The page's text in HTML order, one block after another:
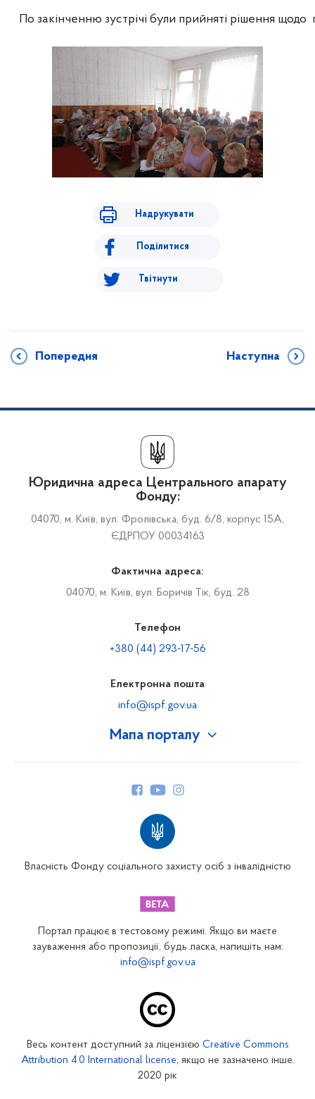
По закінченню зустрічі були прийняті рішення щодо
Надрукувати
Поділитися
Твітнути
Попередня Наступна
Мапа порталу
Закарпатське відділення
Запорізьке відділення
Кіровоградське відділення
Юридична адреса Центрального апарату
Фонду:
04070, м. Київ, вул. Фролівська, буд. 6/8, корпус 15А,
ЄДРПОУ 00034163
Фактична адреса:
04070, м. Київ, вул. Боричів Тік, буд. 28
Телефон
+380 (44) 293-17-56
Електронна пошта
info@ispf.gov.ua
Власність Фонду соціального захисту осіб з інвалідністю
Портал працює в тестовому режимі. Якщо ви маєте
зауваження або пропозиції, будь ласка, напишіть нам:
info@ispf.gov.ua
Весь контент доступний за ліцензією Creative Commons
Attribution 4.0 International license, якщо не зазначено інше.
2020 рік